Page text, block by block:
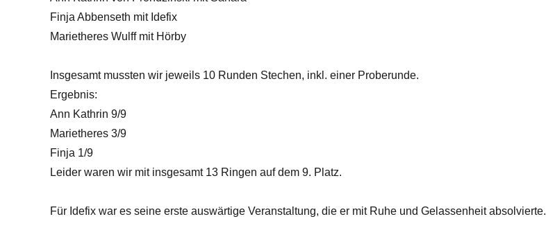
Finja Abbenseth mit Idefix
Marietheres Wulff mit Hörby
Insgesamt mussten wir jeweils 10 Runden Stechen, inkl. einer Proberunde.
Ergebnis:
Ann Kathrin 9/9
Marietheres 3/9
Finja 1/9
Leider waren wir mit insgesamt 13 Ringen auf dem 9. Platz.
Für Idefix war es seine erste auswärtige Veranstaltung, die er mit Ruhe und Gelassenheit absolvierte.